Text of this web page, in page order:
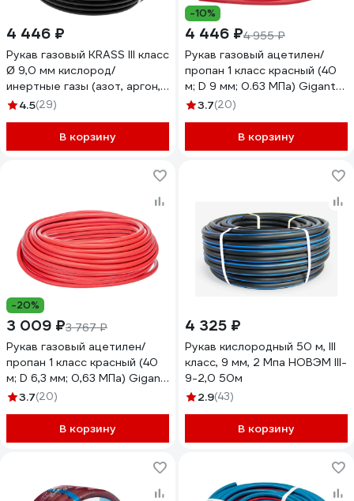
4 446 ₽
Рукав газовый KRASS III класс
Ø 9,0 мм кислород/
инертные газы (азот, аргон,
воздух, углекислый газ и т.д.)
2921031SB
4.5(29)
В корзину
-10%
4 446 ₽4 955 ₽
Рукав газовый ацетилен/
пропан 1 класс красный (40
м; D 9 мм; 0.63 МПа) Gigant
G-752
3.7(20)
В корзину
-20%
3 009 ₽3 767 ₽
Рукав газовый ацетилен/
пропан 1 класс красный (40
м; D 6,3 мм; 0,63 МПа) Gigant
G-754
3.7(20)
В корзину
4 325 ₽
Рукав кислородный 50 м, III
класс, 9 мм, 2 Мпа НОВЭМ III-
9-2,0 50м
2.9(43)
В корзину